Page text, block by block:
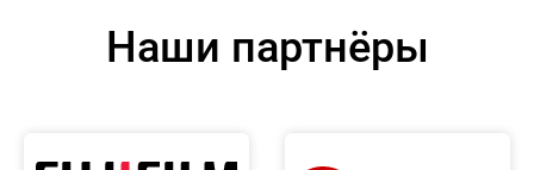
Наши партнёры